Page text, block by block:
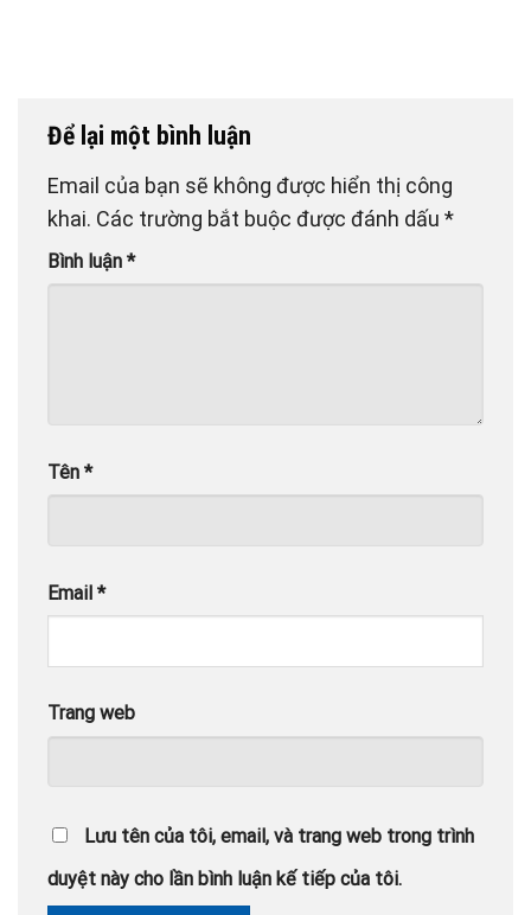
Để lại một bình luận
Email của bạn sẽ không được hiển thị công
khai. Các trường bắt buộc được đánh dấu *
Bình luận *
Tên *
Email *
Trang web
Lưu tên của tôi, email, và trang web trong trình
duyệt này cho lần bình luận kế tiếp của tôi.